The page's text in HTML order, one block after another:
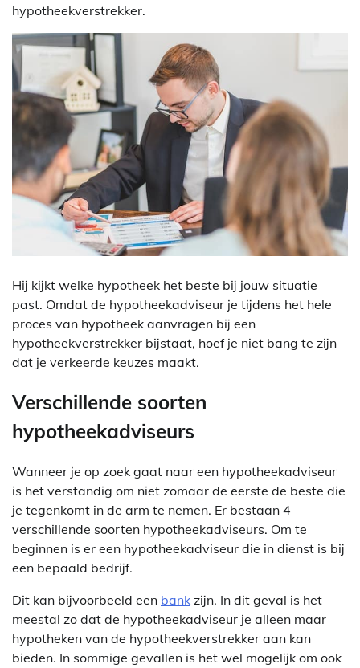
hypotheekverstrekker.
Hij kijkt welke hypotheek het beste bij jouw situatie
past. Omdat de hypotheekadviseur je tijdens het hele
proces van hypotheek aanvragen bij een
hypotheekverstrekker bijstaat, hoef je niet bang te zijn
dat je verkeerde keuzes maakt.
Verschillende soorten
hypotheekadviseurs
Wanneer je op zoek gaat naar een hypotheekadviseur
is het verstandig om niet zomaar de eerste de beste die
je tegenkomt in de arm te nemen. Er bestaan 4
verschillende soorten hypotheekadviseurs. Om te
beginnen is er een hypotheekadviseur die in dienst is bij
een bepaald bedrijf.
Dit kan bijvoorbeeld een bank zijn. In dit geval is het
meestal zo dat de hypotheekadviseur je alleen maar
hypotheken van de hypotheekverstrekker aan kan
bieden. In sommige gevallen is het wel mogelijk om ook